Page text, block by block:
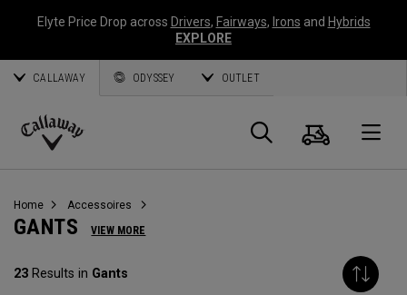
Elyte Price Drop across Drivers, Fairways, Irons and Hybrids
EXPLORE
CALLAWAY ODYSSEY OUTLET
Callaway
Panier
Home Accessoires
GANTS VIEW MORE
23 Results in Gants